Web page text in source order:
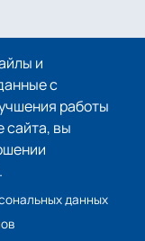
и
с
работы
сайта, вы
данных